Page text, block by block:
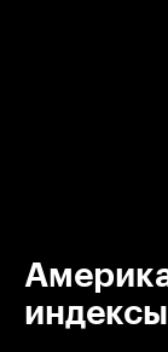
индексы